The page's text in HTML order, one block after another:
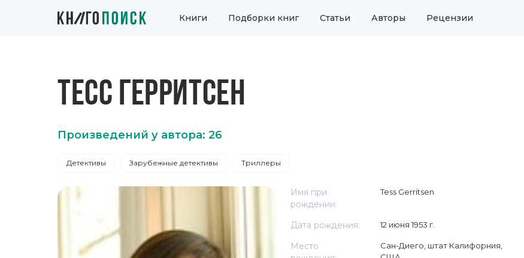
Книги Подборки книг Статьи Авторы Рецензии
ТЕСС ГЕРРИТСЕН
Произведений у автора: 26
Детективы Зарубежные детективы Триллеры
Имя при
рождении:
Tess Gerritsen
Дата рождения: 12 июня 1953 г.
Место
Сан-Диего, штат Калифорния,